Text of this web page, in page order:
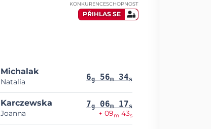
KONKURENCESCHOPNOST
PŘIHLAS SE
Michalak
Natalia 6g 56m 34s
Karczewska
Joanna
7g 06m 17s
+ 09m 43s